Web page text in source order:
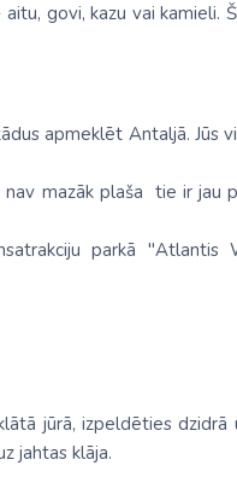
govi, kazu vai
apmeklēt Antaljā.
mazāk plaša tie ir
parkā
jūrā, izpeldēties
jahtas klāja.